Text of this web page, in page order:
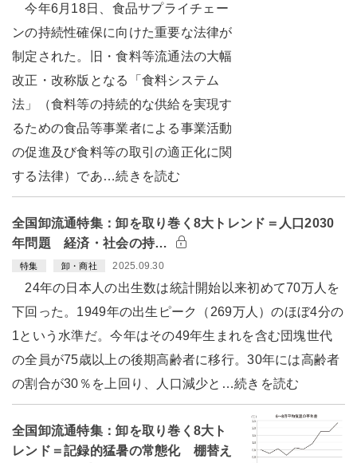
今年6月18日、食品サプライチェー
ンの持続性確保に向けた重要な法律が
制定された。旧・食料等流通法の大幅
改正・改称版となる「食料システム
法」（食料等の持続的な供給を実現す
るための食品等事業者による事業活動
の促進及び食料等の取引の適正化に関
する法律）であ…続きを読む
全国卸流通特集：卸を取り巻く8大トレンド＝人口2030
年問題 経済・社会の持…
特集 卸・商社 2025.09.30
24年の日本人の出生数は統計開始以来初めて70万人を
下回った。1949年の出生ピーク（269万人）のほぼ4分の
1という水準だ。今年はその49年生まれを含む団塊世代
の全員が75歳以上の後期高齢者に移行。30年には高齢者
の割合が30％を上回り、人口減少と…続きを読む
全国卸流通特集：卸を取り巻く8大ト
レンド＝記録的猛暑の常態化 棚替え